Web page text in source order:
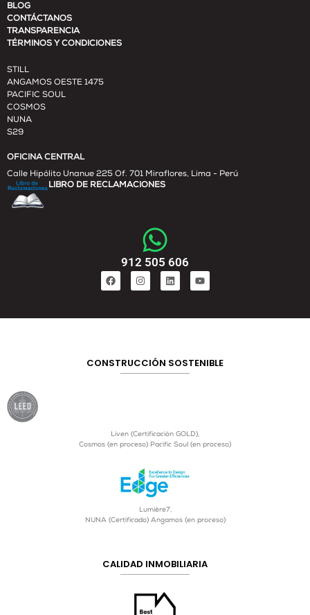
BLOG
CONTÁCTANOS
TRANSPARENCIA
TÉRMINOS Y CONDICIONES
STILL
ANGAMOS OESTE 1475
PACIFIC SOUL
COSMOS
NUNA
S29
OFICINA CENTRAL
Calle Hipólito Unanue 225 Of. 701 Miraflores, Lima - Perú
LIBRO DE RECLAMACIONES
912 505 606
CONSTRUCCIÓN SOSTENIBLE
Liven (Certificación GOLD),
Cosmos (en proceso) Pacific Soul (en proceso)
Lumière7,
NUNA (Certificado) Angamos (en proceso)
CALIDAD INMOBILIARIA